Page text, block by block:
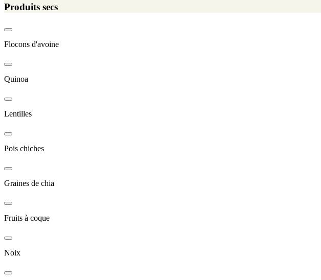
Produits secs
Flocons d'avoine
Quinoa
Lentilles
Pois chiches
Graines de chia
Fruits à coque
Noix